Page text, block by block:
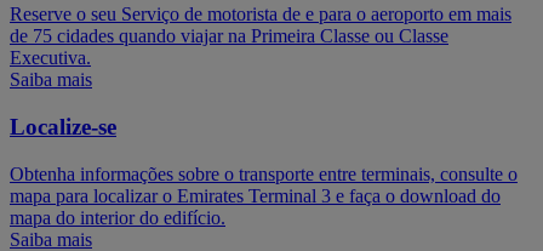
Reserve o seu Serviço de motorista de e para o aeroporto em mais
de 75 cidades quando viajar na Primeira Classe ou Classe
Executiva.
Saiba mais
Localize-se
Obtenha informações sobre o transporte entre terminais, consulte o
mapa para localizar o Emirates Terminal 3 e faça o download do
mapa do interior do edifício.
Saiba mais